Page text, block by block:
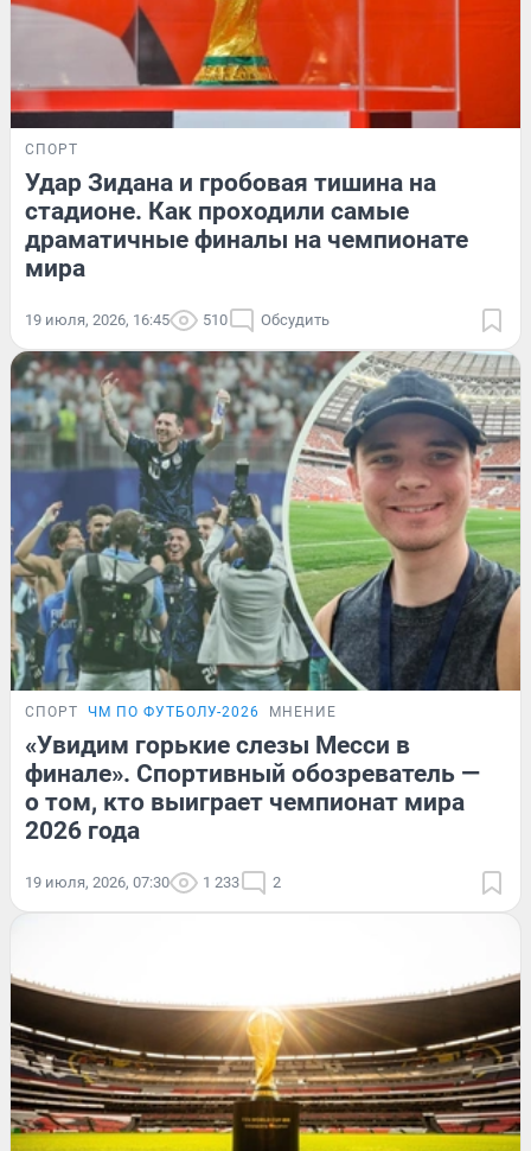
СПОРТ
Удар Зидана и гробовая тишина на
стадионе. Как проходили самые
драматичные финалы на чемпионате
мира
19 июля, 2026, 16:45 510 Обсудить
СПОРТ ЧМ ПО ФУТБОЛУ-2026 МНЕНИЕ
«Увидим горькие слезы Месси в
финале». Спортивный обозреватель —
о том, кто выиграет чемпионат мира
2026 года
19 июля, 2026, 07:30 1 233 2